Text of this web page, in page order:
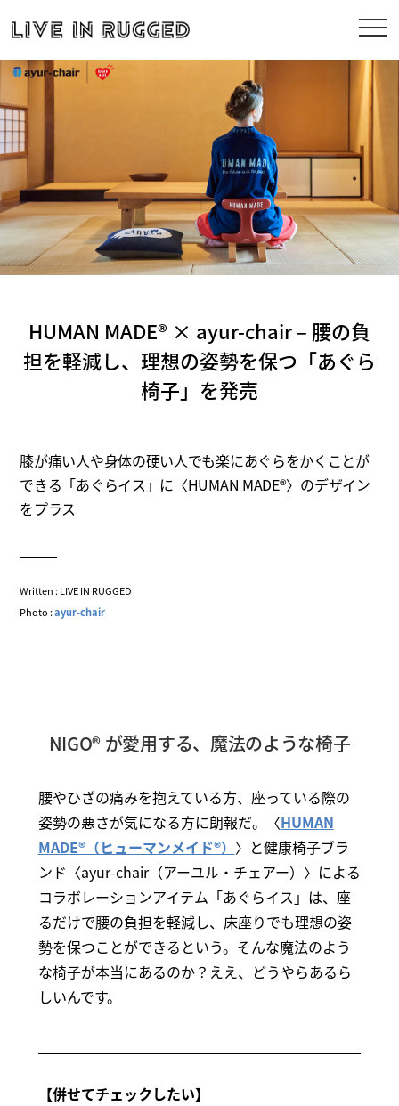
HUMAN MADE® × ayur-chair – 腰の負
担を軽減し、理想の姿勢を保つ「あぐら
椅子」を発売
膝が痛い人や身体の硬い人でも楽にあぐらをかくことが
できる「あぐらイス」に〈HUMAN MADE®〉のデザイン
をプラス
Written : LIVE IN RUGGED
Photo :ayur-chair
NIGO® が愛用する、魔法のような椅子
腰やひざの痛みを抱えている方、座っている際の
姿勢の悪さが気になる方に朗報だ。〈HUMAN
MADE®（ヒューマンメイド®） 〉と健康椅子ブラ
ンド〈ayur-chair（アーユル・チェアー）〉による
コラボレーションアイテム「あぐらイス」は、座
るだけで腰の負担を軽減し、床座りでも理想の姿
勢を保つことができるという。そんな魔法のよう
な椅子が本当にあるのか？ええ、どうやらあるら
しいんです。
【併せてチェックしたい】